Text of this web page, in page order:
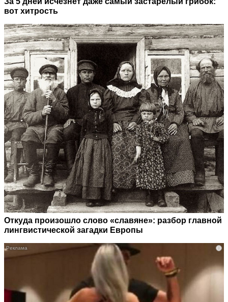
вот хитрость
Откуда произошло слово «славяне»: разбор главной
лингвистической загадки Европы
i